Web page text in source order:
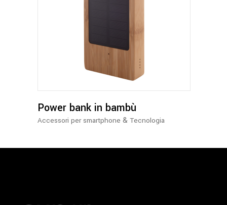
Power bank in bambù
Accessori per smartphone & Tecnologia